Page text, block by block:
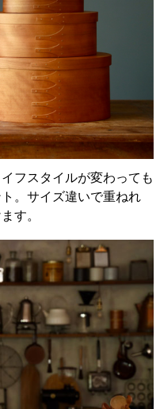
フスタイルが変わっても
。サイズ違いで重ねれ
す。